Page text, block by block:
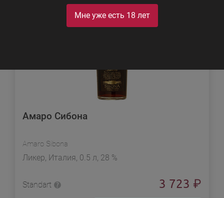
Мне уже есть 18 лет
Амаро Сибона
Amaro Sibona
Ликер, Италия, 0.5 л, 28 %
Standart 3 723 ₽